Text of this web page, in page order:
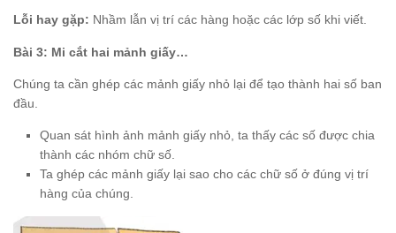
Lỗi hay gặp: Nhầm lẫn vị trí các hàng hoặc các lớp số khi viết.
Bài 3: Mi cắt hai mảnh giấy…
Chúng ta cần ghép các mảnh giấy nhỏ lại để tạo thành hai số ban
đầu.
Quan sát hình ảnh mảnh giấy nhỏ, ta thấy các số được chia
thành các nhóm chữ số.
Ta ghép các mảnh giấy lại sao cho các chữ số ở đúng vị trí
hàng của chúng.